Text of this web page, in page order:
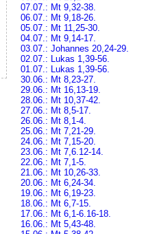
07.07.: Mt 9,32-38.
06.07.: Mt 9,18-26.
05.07.: Mt 11,25-30.
04.07.: Mt 9,14-17.
03.07.: Johannes 20,24-29.
02.07.: Lukas 1,39-56.
01.07.: Lukas 1,39-56.
30.06.: Mt 8,23-27.
29.06.: Mt 16,13-19.
28.06.: Mt 10,37-42.
27.06.: Mt 8,5-17.
26.06.: Mt 8,1-4.
25.06.: Mt 7,21-29.
24.06.: Mt 7,15-20.
23.06.: Mt 7,6.12-14.
22.06.: Mt 7,1-5.
21.06.: Mt 10,26-33.
20.06.: Mt 6,24-34.
19.06.: Mt 6,19-23.
18.06.: Mt 6,7-15.
17.06.: Mt 6,1-6.16-18.
16.06.: Mt 5,43-48.